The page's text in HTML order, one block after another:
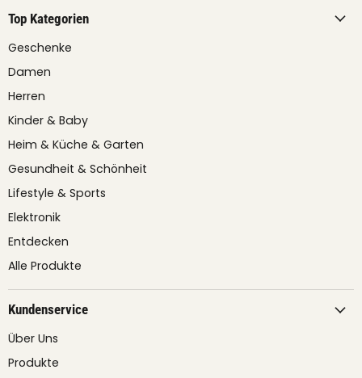
Top Kategorien
Geschenke
Damen
Herren
Kinder & Baby
Heim & Küche & Garten
Gesundheit & Schönheit
Lifestyle & Sports
Elektronik
Entdecken
Alle Produkte
Kundenservice
Über Uns
Produkte